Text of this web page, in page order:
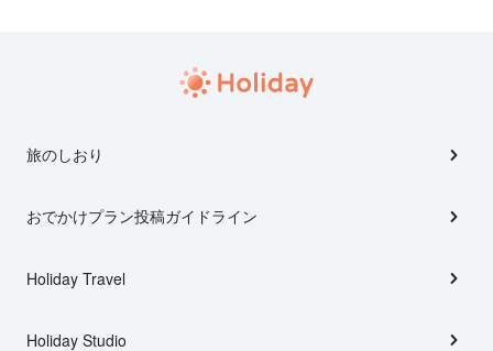
旅のしおり
おでかけプラン投稿ガイドライン
Holiday Travel
Holiday Studio